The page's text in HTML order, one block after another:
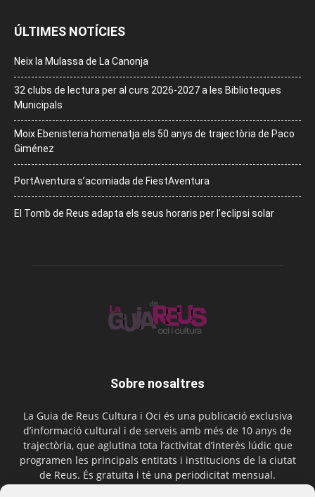
ÚLTIMES NOTÍCIES
Neix la Mulassa de La Canonja
32 clubs de lectura per al curs 2026-2027 a les Biblioteques
Municipals
Moix Ebenisteria homenatja els 50 anys de trajectòria de Paco
Giménez
PortAventura s’acomiada de FiestAventura
El Tomb de Reus adapta els seus horaris per l’eclipsi solar
Sobre nosaltres
La Guia de Reus Cultura i Oci és una publicació exclusiva
d’informació cultural i de serveis amb més de 10 anys de
trajectòria, que aglutina tota l’activitat d’interès lúdic que
programen les principals entitats i institucions de la ciutat
de Reus. És gratuïta i té una periodicitat mensual.